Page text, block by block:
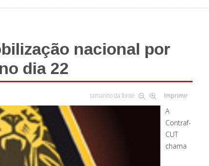
nacional por
dia 22
tamanho da fonte Imprimir
A
Contraf-
CUT
chama